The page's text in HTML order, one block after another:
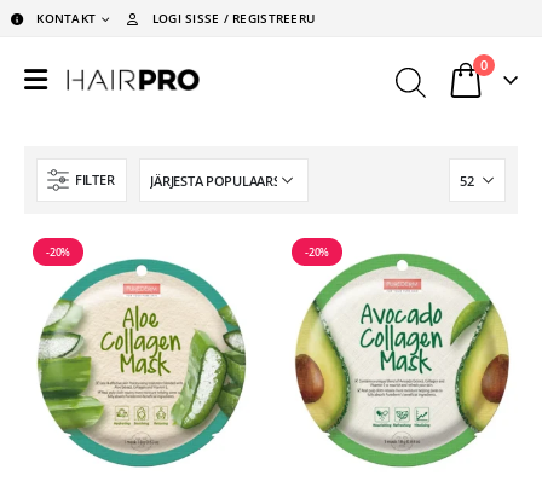
KONTAKT LOGI SISSE / REGISTREERU
0
FILTER
-20% -20%